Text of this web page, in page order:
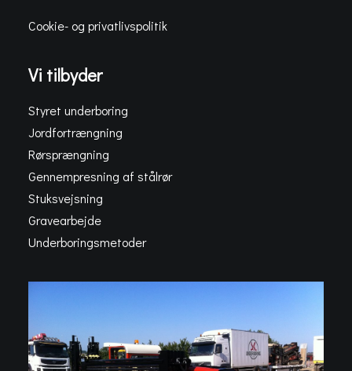
Cookie- og privatlivspolitik
Vi tilbyder
Styret underboring
Jordfortrængning
Rørsprængning
Gennempresning af stålrør
Stuksvejsning
Gravearbejde
Underboringsmetoder